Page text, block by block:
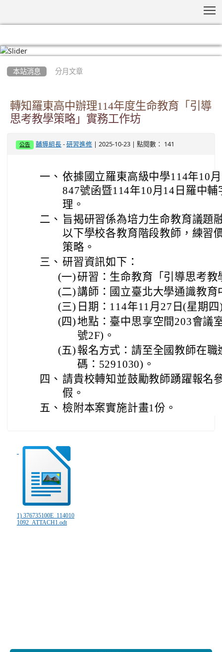
本站消息 分月文章
轉知羅東高中辦理114年度生命教育「引導
思考教學策略」實務工作坊
公告 輔導組長 -研習進修 | 2025-10-23 | 點閱數： 141
一、 依據國立羅東高級中學114年10
847號函暨114年10月14日羅中
理。
二、 旨揭研習係為培力生命教育議題
以下學校各教育階段教師，練習
策略。
三、 研習資訊如下：
(一)研習：生命教育「引導思考
(二)講師：國立臺北大學通識教
(三) 日期：114年11月27日(星期
(四)地點：臺中思享空間203會議
號2F)。
(五) 報名方式：請至全國教師在
碼：5291030)。
四、 請貴校轉知並鼓勵教師踴躍報名
假。
五、 檢附本案實施計畫1份。
1) 376735100E_114010
1092_ATTACH1.odt